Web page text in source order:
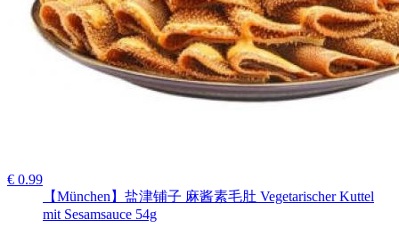
€ 0.99
【München】盐津铺子 麻酱素毛肚 Vegetarischer Kuttel
mit Sesamsauce 54g